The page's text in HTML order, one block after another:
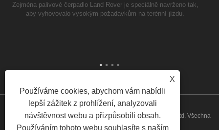
Zejména palivové čerpadlo Land Rover je speciálně navrženo tak,
aby vyhovovalo vysokým požadavkům na terénní jízdu.
Copyright © 2026 Guangzhou ATH Automotive Electronics Co., Ltd. Všechna
X
Používáme cookies, abychom vám nabídli
lepší zážitek z prohlížení, analyzovali
návštěvnost webu a přizpůsobili obsah.
Používáním tohoto webu souhlasíte s naším